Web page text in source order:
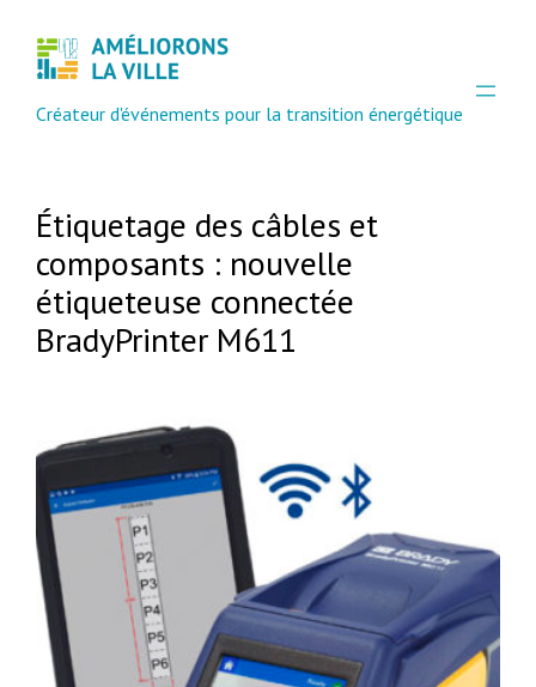
Créateur d'événements pour la transition énergétique
Étiquetage des câbles et
composants : nouvelle
étiqueteuse connectée
BradyPrinter M611